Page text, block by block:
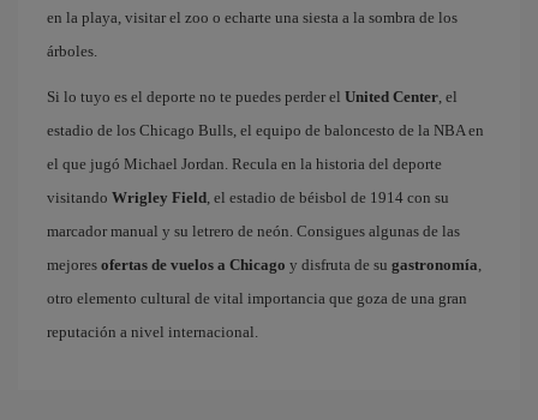
en la playa, visitar el zoo o echarte una siesta a la sombra de los
árboles.
Si lo tuyo es el deporte no te puedes perder el United Center, el
estadio de los Chicago Bulls, el equipo de baloncesto de la NBA en
el que jugó Michael Jordan. Recula en la historia del deporte
visitando Wrigley Field, el estadio de béisbol de 1914 con su
marcador manual y su letrero de neón. Consigues algunas de las
mejores ofertas de vuelos a Chicago y disfruta de su gastronomía,
otro elemento cultural de vital importancia que goza de una gran
reputación a nivel internacional.